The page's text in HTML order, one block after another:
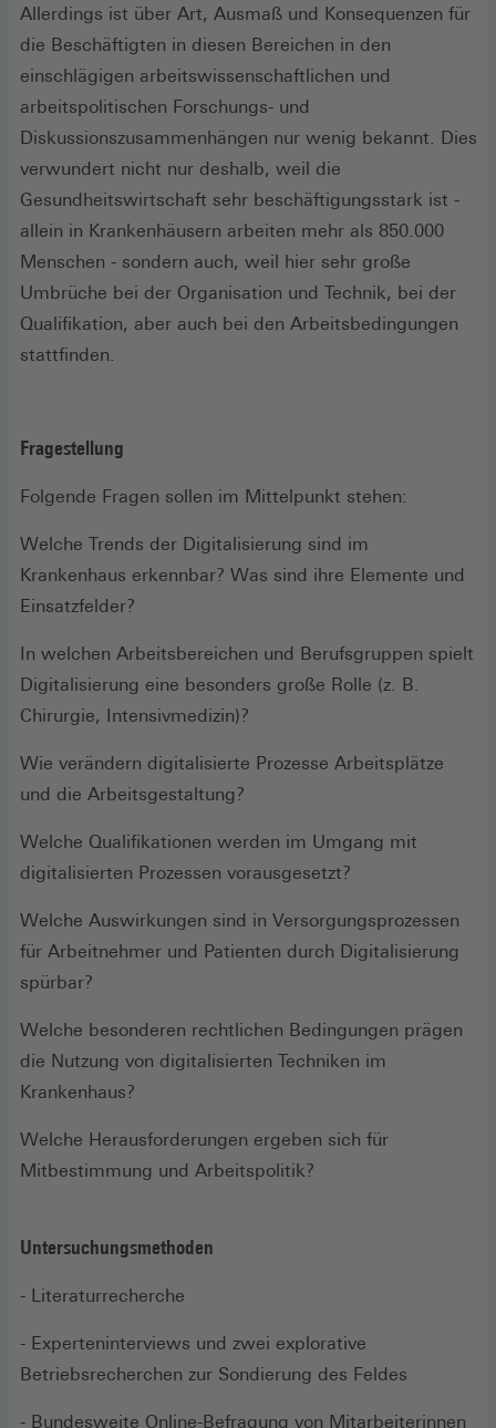
Allerdings ist über Art, Ausmaß und Konsequenzen für
die Beschäftigten in diesen Bereichen in den
einschlägigen arbeitswissenschaftlichen und
arbeitspolitischen Forschungs- und
Diskussionszusammenhängen nur wenig bekannt. Dies
verwundert nicht nur deshalb, weil die
Gesundheitswirtschaft sehr beschäftigungsstark ist -
allein in Krankenhäusern arbeiten mehr als 850.000
Menschen - sondern auch, weil hier sehr große
Umbrüche bei der Organisation und Technik, bei der
Qualifikation, aber auch bei den Arbeitsbedingungen
stattfinden.
Fragestellung
Folgende Fragen sollen im Mittelpunkt stehen:
Welche Trends der Digitalisierung sind im
Krankenhaus erkennbar? Was sind ihre Elemente und
Einsatzfelder?
In welchen Arbeitsbereichen und Berufsgruppen spielt
Digitalisierung eine besonders große Rolle (z. B.
Chirurgie, Intensivmedizin)?
Wie verändern digitalisierte Prozesse Arbeitsplätze
und die Arbeitsgestaltung?
Welche Qualifikationen werden im Umgang mit
digitalisierten Prozessen vorausgesetzt?
Welche Auswirkungen sind in Versorgungsprozessen
für Arbeitnehmer und Patienten durch Digitalisierung
spürbar?
Welche besonderen rechtlichen Bedingungen prägen
die Nutzung von digitalisierten Techniken im
Krankenhaus?
Welche Herausforderungen ergeben sich für
Mitbestimmung und Arbeitspolitik?
Untersuchungsmethoden
- Literaturrecherche
- Experteninterviews und zwei explorative
Betriebsrecherchen zur Sondierung des Feldes
- Bundesweite Online-Befragung von Mitarbeiterinnen